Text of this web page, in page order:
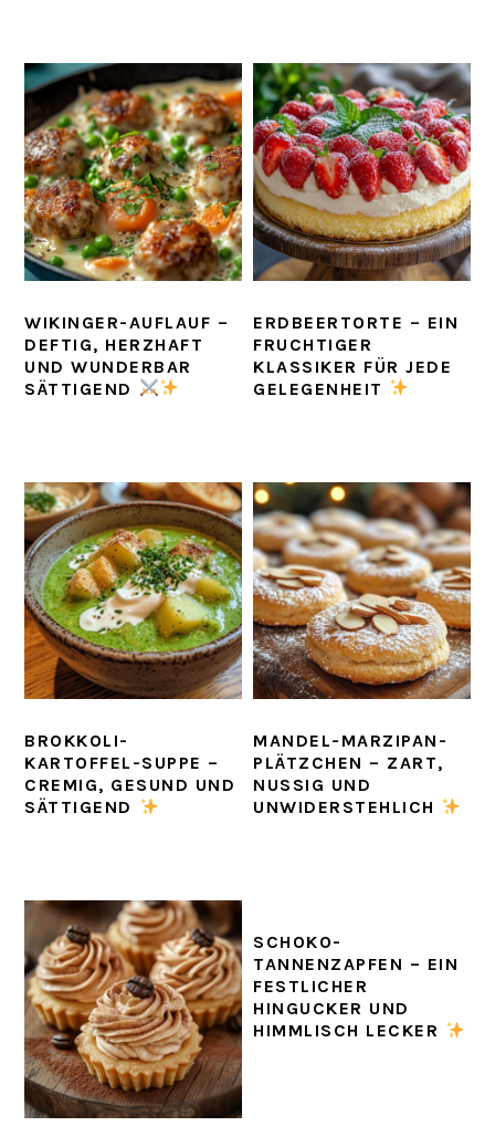
WIKINGER-AUFLAUF –
DEFTIG, HERZHAFT
UND WUNDERBAR
SÄTTIGEND
ERDBEERTORTE – EIN
FRUCHTIGER
KLASSIKER FÜR JEDE
GELEGENHEIT
BROKKOLI-
KARTOFFEL-SUPPE –
CREMIG, GESUND UND
SÄTTIGEND
MANDEL-MARZIPAN-
PLÄTZCHEN – ZART,
NUSSIG UND
UNWIDERSTEHLICH
SCHOKO-
TANNENZAPFEN – EIN
FESTLICHER
HINGUCKER UND
HIMMLISCH LECKER